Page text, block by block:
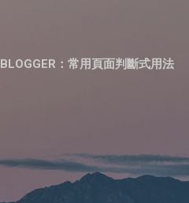
BLOGGER：常用頁面判斷式用法